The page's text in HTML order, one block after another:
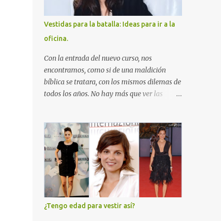
y sigo sin verme aceptable. Y me extraño
porque son conjuntos que ya he llevado muy
a gusto en otras ocasiones. Y después de
pasarme un buen rato tratando de
identificar el motivo, de pronto me he dado
cuenta del problema: El pelo. La culpa de mi
indecisión e inseguridad la tiene el pelo.
Ahora lo veo claro. Creo que pierdo
precisamente. Cuando era adolescente,
recuerdo que llevaba el pelo algo
enmarañado y con laca, para hacerme un
poco...
Vestidas para la batalla: Ideas para ir a la
oficina.
Con la entrada del nuevo curso, nos
encontramos, como si de una maldición
bíblica se tratara, con los mismos dilemas de
todos los años. No hay más que ver las
cíclicos y no cambian por muchos años que
vayamos sumando: en primavera toca la
lucha contra los michelines; en verano, la
operación biquini y el eterno "qué meto en la
maleta"; con el invierno, las dietas para
contrarrestar los efectos de los excesos
navideños...y con el otoño, cómo no, la
pregunta del millón: qué me pongo para ir a
¿Tengo edad para vestir así?